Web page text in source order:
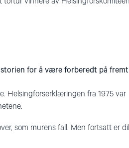
for å være forberedt på
Helsingforserklæringen fra 1975 var
som murens fall. Men fortsatt er